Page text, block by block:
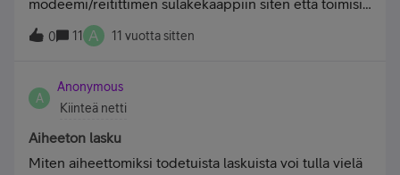
modeemi/reitittimen sulakekaappiin siten että toimisi
viihde sekä tietokone ja jos on muitakin laitteita mihin
nettiä tarvitsee ?
0 11 A 11 vuotta sitten
A
Anonymous
Kiinteä netti
Aiheeton lasku
Miten aiheettomiksi todetuista laskuista voi tulla vielä